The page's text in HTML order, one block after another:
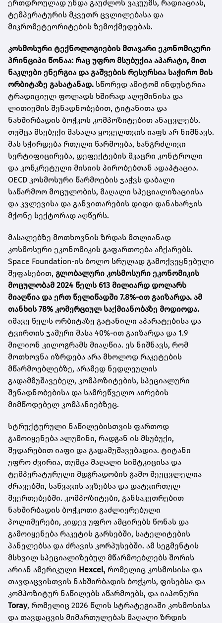
ერთდროულად უნდა გაუძლოს ვაკუუმს, რადიაციას,
ტემპერატურის მკვეთრ ცვლილებასა და
მიკრომეტეორიტების ზემოქმედებას.
კოსმოსური ტექნოლოგიების მთავარი ეკონომიკური
პრინციპი წონაა: რაც უფრო მსუბუქია აპარატი, მით
ნაკლები ენერგია და გაშვების რესურსია საჭირო მის
ორბიტაზე გასატანად. სწორედ ამიტომ ინდუსტრია
ტრადიციულ ფოლადს ხშირად ალუმინისა და
ლითიუმის შენადნობებით, ტიტანითა და
ნახშირბადის ბოჭკოს კომპოზიტებით ანაცვლებს.
თუმცა მსუბუქი მასალა ყოველთვის იაფს არ ნიშნავს.
მას სჭირდება რთული წარმოება, ხანგრძლივი
სერტიფიცირება, დეფექტების მკაცრი კონტროლი
და კონკრეტული მისიის პირობებთან ადაპტაცია.
OECD კოსმოსური წარმოების ჯაჭვს დაბალი
საწარმოო მოცულობის, მაღალი სპეციალიზაციისა
და კვლევისა და განვითარების დიდი დანახარჯის
მქონე სექტორად აღწერს.
მასალებზე მოთხოვნის ზრდას მთლიანად
კოსმოსური ეკონომიკის გაფართოება აჩქარებს.
Space Foundation-ის ბოლო სრულად გამოქვეყნებული
შეფასებით, გლობალური კოსმოსური ეკონომიკის
მოცულობამ 2024 წელს 613 მილიარდ დოლარს
მიაღწია და ერთ წელიწადში 7.8%-ით გაიზარდა. ამ
თანხის 78% კომერციულ საქმიანობაზე მოდიოდა.
იმავე წელს ორბიტაზე გატანილი აპარატებისა და
ტვირთის ჯამური მასა 40%-ით გაიზარდა და 1.9
მილიონ კილოგრამს მიაღწია. ეს ნიშნავს, რომ
მოთხოვნა იზრდება არა მხოლოდ რაკეტების
მწარმოებლებზე, არამედ ნედლეულის
გადამმუშავებელ, კომპოზიტების, სპეციალური
შენადნობებისა და სამრეწველო აირების
მიმწოდებელ კომპანიებზეც.
სტრუქტურული ნაწილებისთვის ფართოდ
გამოიყენება ალუმინი, რადგან ის მსუბუქი,
შედარებით იაფი და გადამუშავებადია. ტიტანი
უფრო ძვირია, თუმცა მაღალი სიმტკიცისა და
ტემპერატურული მდგრადობის გამო შეუცვლელია
ძრავებში, საწვავის ავზებსა და დატვირთულ
შეერთებებში. კომპოზიტები, განსაკუთრებით
ნახშირბადის ბოჭკოთი გაძლიერებული
პოლიმერები, კიდევ უფრო ამცირებს წონას და
გამოიყენება რაკეტის გარსებში, სატელიტების
პანელებსა და ძრავის კორპუსებში. ამ სეგმენტის
მსხვილ სპეციალიზებულ მწარმოებლებს შორის
არიან ამერიკული Hexcel, რომელიც კოსმოსისა და
თავდაცვისთვის ნახშირბადის ბოჭკოს, ფისებსა და
კომპოზიტურ ნაწილებს აწარმოებს, და იაპონური
Toray, რომელიც 2026 წლის სტრატეგიაში კოსმოსისა
და თავდაცვის მიმართულებას მაღალი ზრდის